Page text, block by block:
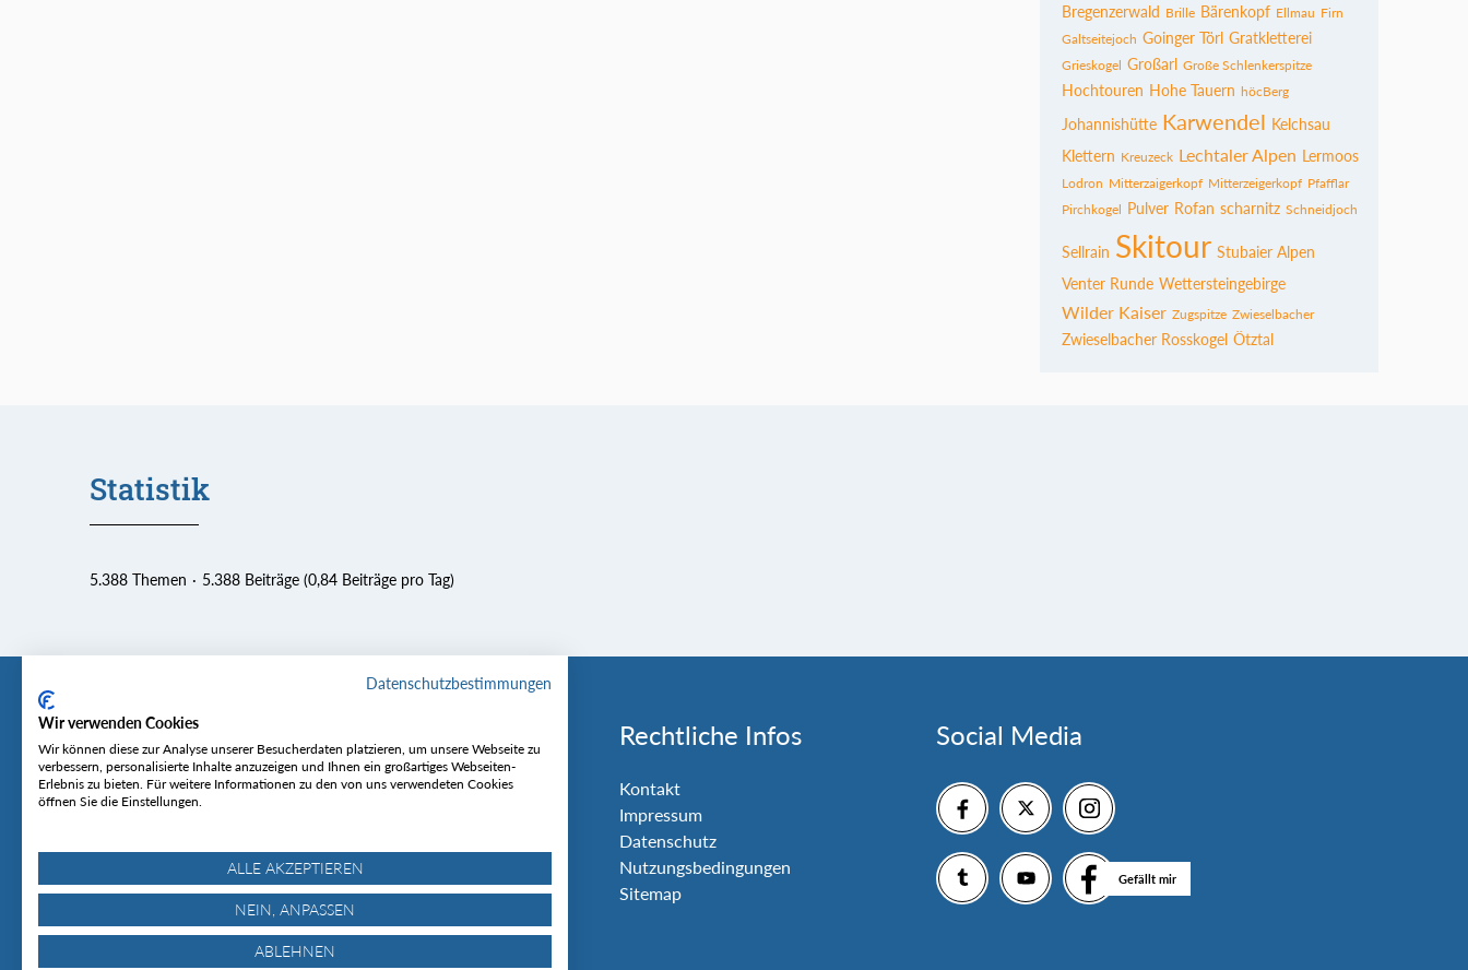
Bregenzerwald Brille Bärenkopf Ellmau Firn
Galtseitejoch Goinger Törl Gratkletterei
Grieskogel Großarl Große Schlenkerspitze
Hochtouren Hohe Tauern höcBerg
Johannishütte Karwendel Kelchsau
Klettern Kreuzeck Lechtaler Alpen Lermoos
Lodron Mitterzaigerkopf Mitterzeigerkopf Pfafflar
Pirchkogel Pulver Rofan scharnitz Schneidjoch
Sellrain Skitour Stubaier Alpen
Venter Runde Wettersteingebirge
Wilder Kaiser Zugspitze Zwieselbacher
Zwieselbacher Rosskogel Ötztal
Statistik
5.388 Themen 5.388 Beiträge (0,84 Beiträge pro Tag)
Tourentipp
Über uns
Wetter & Lawinenlage
Rechtliche Infos
Kontakt
Impressum
Datenschutz
Nutzungsbedingungen
Sitemap
Social Media
Gefällt mir
Datenschutzbestimmungen
Wir verwenden Cookies
Wir können diese zur Analyse unserer Besucherdaten platzieren, um unsere Webseite zu
verbessern, personalisierte Inhalte anzuzeigen und Ihnen ein großartiges Webseiten-
Erlebnis zu bieten. Für weitere Informationen zu den von uns verwendeten Cookies
öffnen Sie die Einstellungen.
ALLE AKZEPTIEREN
NEIN, ANPASSEN
ABLEHNEN